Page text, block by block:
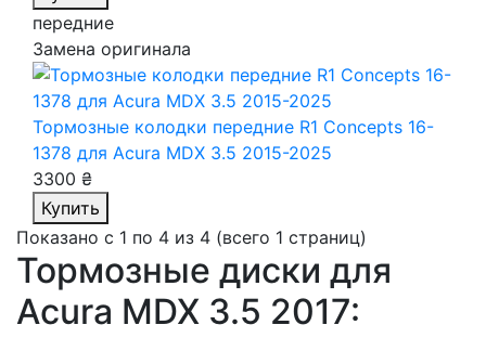
передние
Замена оригинала
Тормозные колодки передние R1 Concepts 16-
1378 для Acura MDX 3.5 2015-2025
3300 ₴
Купить
Показано с 1 по 4 из 4 (всего 1 страниц)
Тормозные диски для
Acura MDX 3.5 2017: